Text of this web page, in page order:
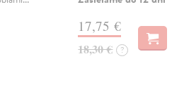
17,75 €
18,30 € ?